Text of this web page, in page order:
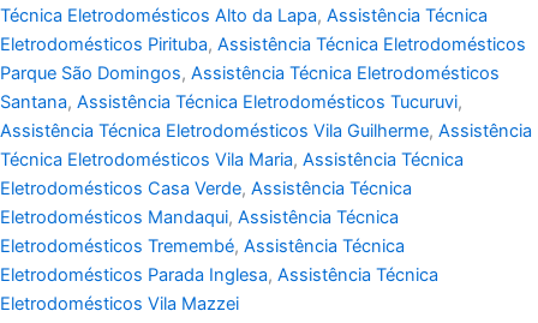
Técnica Eletrodomésticos Alto da Lapa, Assistência Técnica
Eletrodomésticos Pirituba, Assistência Técnica Eletrodomésticos
Parque São Domingos, Assistência Técnica Eletrodomésticos
Santana, Assistência Técnica Eletrodomésticos Tucuruvi,
Assistência Técnica Eletrodomésticos Vila Guilherme, Assistência
Técnica Eletrodomésticos Vila Maria, Assistência Técnica
Eletrodomésticos Casa Verde, Assistência Técnica
Eletrodomésticos Mandaqui, Assistência Técnica
Eletrodomésticos Tremembé, Assistência Técnica
Eletrodomésticos Parada Inglesa, Assistência Técnica
Eletrodomésticos Vila Mazzei